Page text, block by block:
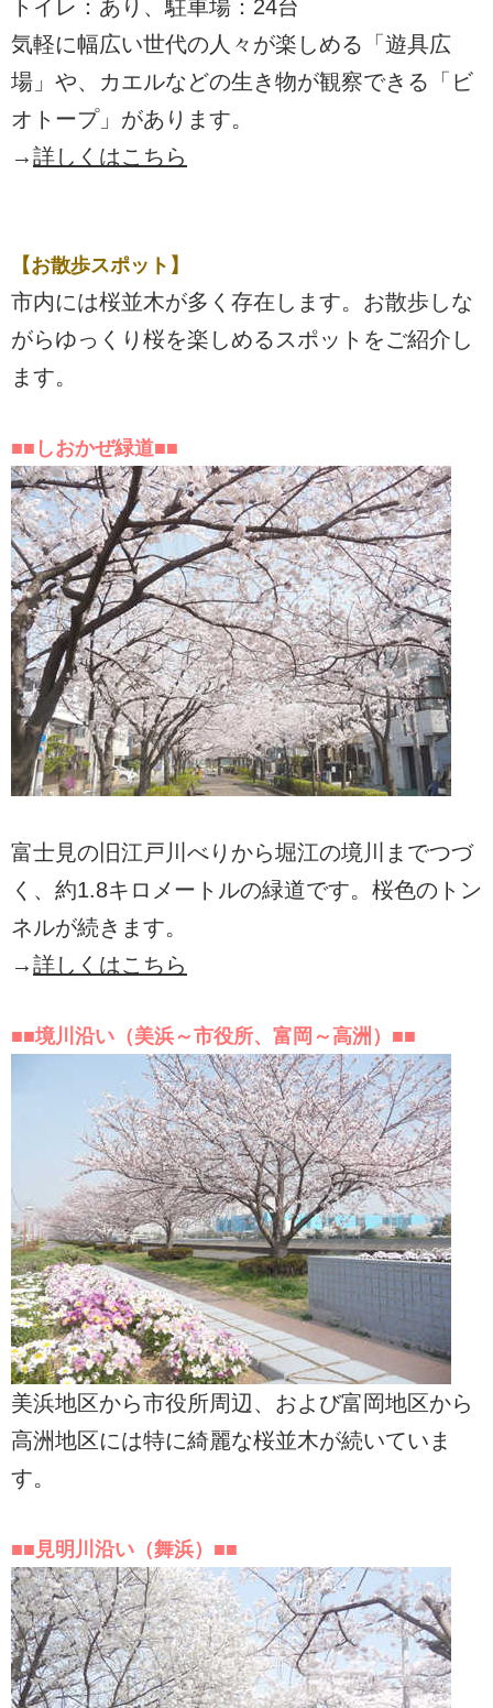
トイレ：あり、駐車場：24台
気軽に幅広い世代の人々が楽しめる「遊具広
場」や、カエルなどの生き物が観察できる「ビ
オトープ」があります。
→詳しくはこちら
【お散歩スポット】
市内には桜並木が多く存在します。お散歩しな
がらゆっくり桜を楽しめるスポットをご紹介し
ます。
■■しおかぜ緑道■■
富士見の旧江戸川べりから堀江の境川までつづ
く、約1.8キロメートルの緑道です。桜色のトン
ネルが続きます。
→詳しくはこちら
■■境川沿い（美浜～市役所、富岡～高洲）■■
美浜地区から市役所周辺、および富岡地区から
高洲地区には特に綺麗な桜並木が続いていま
す。
■■見明川沿い（舞浜）■■